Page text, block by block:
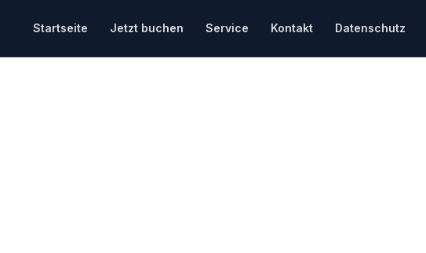
Startseite Jetzt buchen Service Kontakt Datenschutz